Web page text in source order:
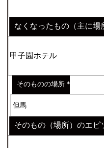
なくなったもの（主に場
そのものの場所 *
そのもの（場所）のエピ